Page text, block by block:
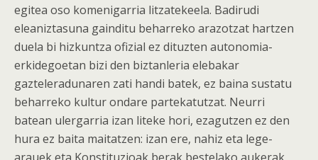
egitea oso komenigarria litzatekeela. Badirudi
eleaniztasuna gainditu beharreko arazotzat hartzen
duela bi hizkuntza ofizial ez dituzten autonomia-
erkidegoetan bizi den biztanleria elebakar
gazteleradunaren zati handi batek, ez baina sustatu
beharreko kultur ondare partekatutzat. Neurri
batean ulergarria izan liteke hori, ezagutzen ez den
hura ez baita maitatzen: izan ere, nahiz eta lege-